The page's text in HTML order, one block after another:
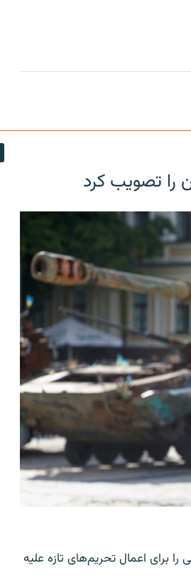
را تصویب کرد
رأی موافق در برابر ۱۱ رأی مخالف، طرحی را برای اعمال تحریم‌های تازه علیه